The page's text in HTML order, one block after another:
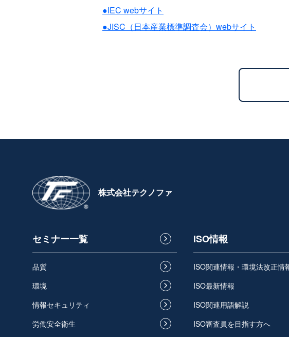
●IEC webサイト
●JISC（日本産業標準調査会）webサイト
株式会社テクノファ
セミナー一覧
品質
環境
情報セキュリティ
労働安全衛生
ISO情報
ISO関連情報・環境法改正情
ISO最新情報
ISO関連用語解説
ISO審査員を目指す方へ